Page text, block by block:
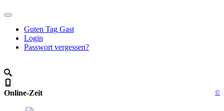
Guten Tag Gast
Login
Passwort vergessen?
Online-Zeit ©